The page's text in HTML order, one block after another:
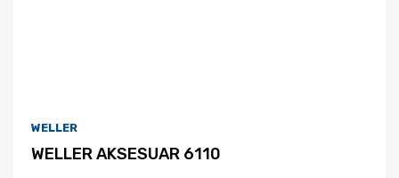
WELLER
WELLER AKSESUAR 6110